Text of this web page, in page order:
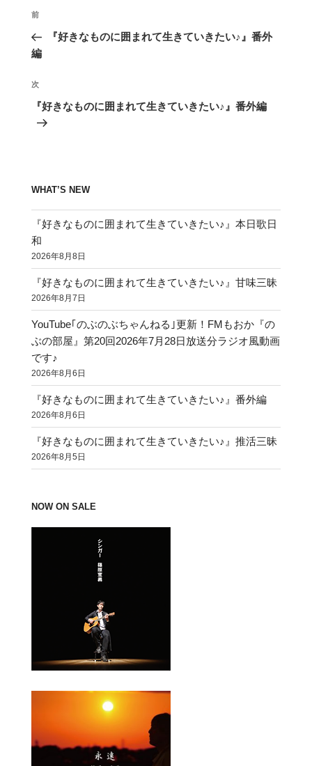
投
ナ
ゲ
ー
シ
前
の
投
前
『好きなものに囲まれて生きていきたい♪』番外
編
次
の
次
『好きなものに囲まれて生きていきたい♪』番外編
WHAT’S NEW
『好きなものに囲まれて生きていきたい♪』本日歌日
和
2026年8月8日
『好きなものに囲まれて生きていきたい♪』甘味三昧
2026年8月7日
YouTube｢のぶのぶちゃんねる｣更新！FMもおか『の
ぶの部屋』第20回2026年7月28日放送分ラジオ風動画
です♪
2026年8月6日
『好きなものに囲まれて生きていきたい♪』番外編
2026年8月6日
『好きなものに囲まれて生きていきたい♪』推活三昧
2026年8月5日
NOW ON SALE